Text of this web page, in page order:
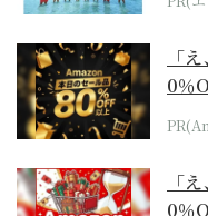
「
0％
本気
「
0％